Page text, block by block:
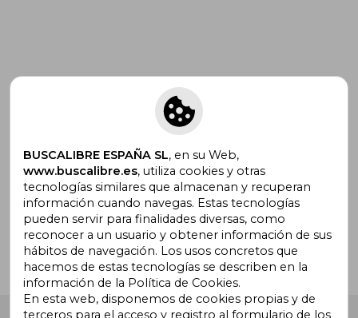
Suscríbete para recibir ofertas y
promociones
¿Necesitas ayuda?
Ir a Centro de Soporte
BUSCALIBRE ESPAÑA SL, en su Web,
www.buscalibre.es, utiliza cookies y otras
tecnologías similares que almacenan y recuperan
información cuando navegas. Estas tecnologías
pueden servir para finalidades diversas, como
reconocer a un usuario y obtener información de sus
hábitos de navegación. Los usos concretos que
hacemos de estas tecnologías se describen en la
información de la Política de Cookies.
En esta web, disponemos de cookies propias y de
terceros para el acceso y registro al formulario de los